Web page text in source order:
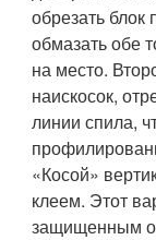
обрезать блок
обмазать обе
на место.
наискосок,
линии спила,
«Косой»
клеем. Этот
защищенным